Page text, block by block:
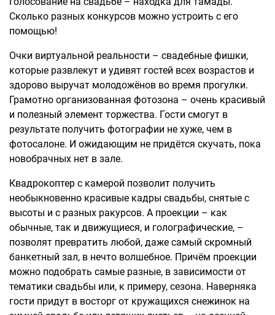
Сколько разных конкурсов можно устроить с его
помощью!
Очки виртуальной реальности – свадебные фишки,
которые развлекут и удивят гостей всех возрастов и
здорово выручат молодожёнов во время прогулки.
Грамотно организованная фотозона – очень красивый
и полезный элемент торжества. Гости смогут в
результате получить фотографии не хуже, чем в
фотосалоне. И ожидающим не придётся скучать, пока
новобрачных нет в зале.
Квадрокоптер с камерой позволит получить
необыкновенно красивые кадры свадьбы, снятые с
высоты и с разных ракурсов. А проекции – как
обычные, так и движущиеся, и голографические, –
позволят превратить любой, даже самый скромный
банкетный зал, в нечто волшебное. Причём проекции
можно подобрать самые разные, в зависимости от
тематики свадьбы или, к примеру, сезона. Наверняка
гости придут в восторг от кружащихся снежинок на